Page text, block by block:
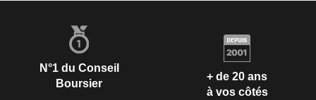
N°1 du Conseil
Boursier
+ de 20 ans
à vos côtés